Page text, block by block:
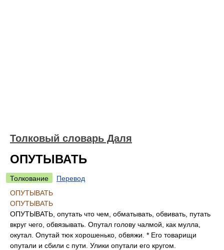
Толковый словарь Даля
ОПУТЫВАТЬ
Толкование
Перевод
ОПУТЫВАТЬ
ОПУТЫВАТЬ
ОПУТЫВАТЬ, опутать что чем, обматывать, обвивать, путать
вкруг чего, обвязывать. Опутал голову чалмой, как мулла,
окутал. Опутай тюк хорошенько, обвяжи. * Его товарищи
опутали и сбили с пути. Улики опутали его кругом.